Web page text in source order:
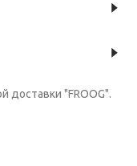
доставки "FROOG".